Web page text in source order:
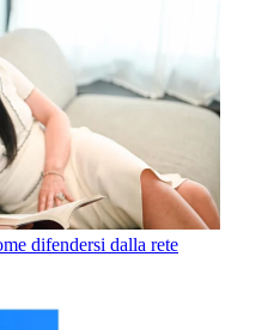
difendersi dalla rete